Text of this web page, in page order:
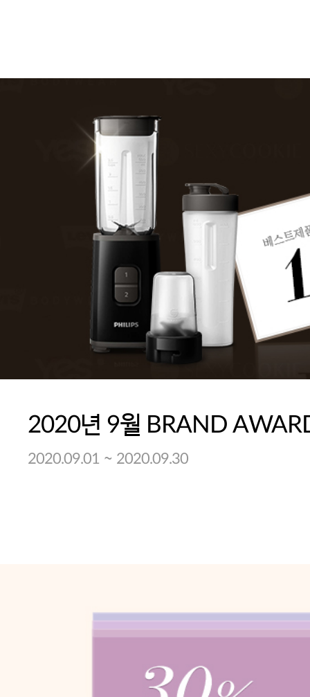
2020년 9월 BRAND
2020.09.01 ~ 2020.09.30